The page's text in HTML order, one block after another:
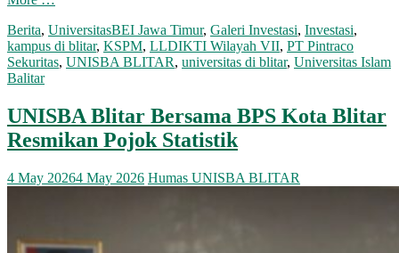
Berita, UniversitasBEI Jawa Timur, Galeri Investasi, Investasi,
kampus di blitar, KSPM, LLDIKTI Wilayah VII, PT Pintraco
Sekuritas, UNISBA BLITAR, universitas di blitar, Universitas Islam
Balitar
UNISBA Blitar Bersama BPS Kota Blitar
Resmikan Pojok Statistik
4 May 20264 May 2026 Humas UNISBA BLITAR